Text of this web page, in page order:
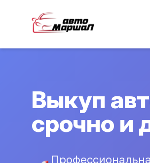
Выкуп
срочно и